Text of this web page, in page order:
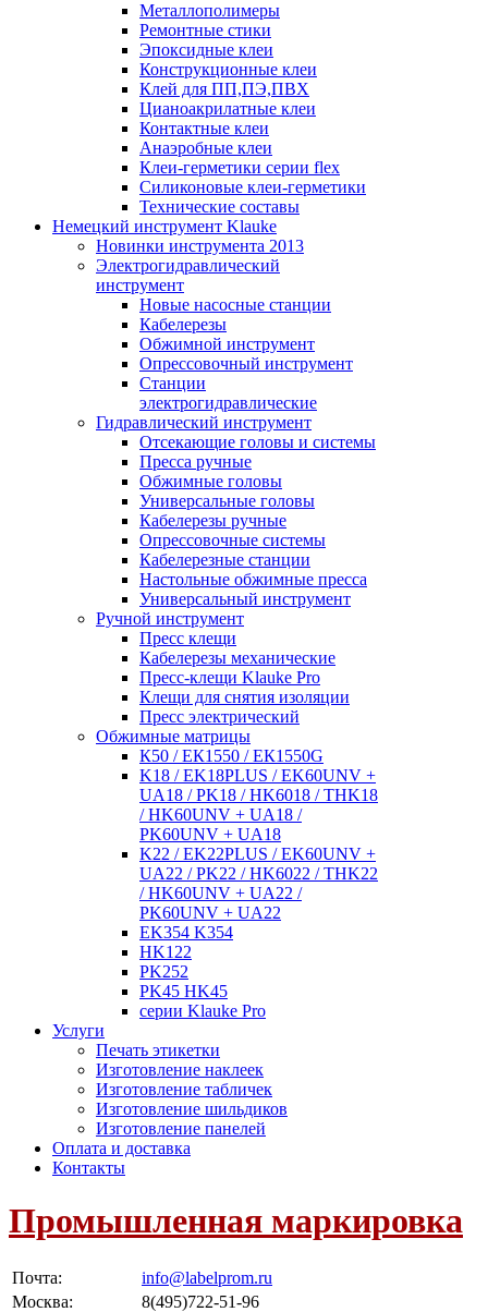
Металлополимеры
Ремонтные стики
Эпоксидные клеи
Конструкционные клеи
Клей для ПП,ПЭ,ПВХ
Цианоакрилатные клеи
Контактные клеи
Анаэробные клеи
Клеи-герметики серии flex
Силиконовые клеи-герметики
Технические составы
Немецкий инструмент Klauke
Новинки инструмента 2013
Электрогидравлический
инструмент
Новые насосные станции
Кабелерезы
Обжимной инструмент
Опрессовочный инструмент
Станции
электрогидравлические
Гидравлический инструмент
Отсекающие головы и системы
Пресса ручные
Обжимные головы
Универсальные головы
Кабелерезы ручные
Опрессовочные системы
Кабелерезные станции
Настольные обжимные пресса
Универсальный инструмент
Ручной инструмент
Пресс клещи
Кабелерезы механические
Пресс-клещи Klauke Pro
Клещи для снятия изоляции
Пресс электрический
Обжимные матрицы
К50 / ЕК1550 / ЕК1550G
K18 / EK18PLUS / EK60UNV +
UA18 / PK18 / HK6018 / THK18
/ HK60UNV + UA18 /
PK60UNV + UA18
K22 / EK22PLUS / EK60UNV +
UA22 / PK22 / HK6022 / THK22
/ HK60UNV + UA22 /
PK60UNV + UA22
EK354 K354
HK122
PK252
PK45 HK45
серии Klauke Pro
Услуги
Печать этикетки
Изготовление наклеек
Изготовление табличек
Изготовление шильдиков
Изготовление панелей
Оплата и доставка
Контакты
Промышленная маркировка
Почта:
info@labelprom.ru
Москва: 8(495)722-51-96